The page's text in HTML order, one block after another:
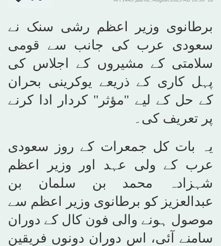
برطانوی وزیر اعظم رشی سنک نے
سعودی عرب کی جانب سے قومی
سلامتی کے مشیروں کے اجلاس کی
پہل کاری کے ذریعے یوکرینی بحران
کے حل کے لیے "مؤثر" کردار ادا کرنے
پر تعریف کی۔
یہ بات کل جمعرات کے روز سعودی
عرب کے ولی عہد اور وزیر اعظم
شہزادہ محمد بن سلمان بن
عبدالعزیز کو برطانوی وزیر اعظم سے
موصول ہونے والی فون کال کے دوران
سامنے آئی، اس دوران دونوں فریقین